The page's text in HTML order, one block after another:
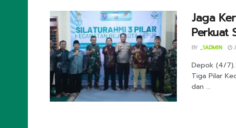
Jaga
Perkuat
BY _1ADMIN
Depok (4/7).
Tiga Pilar
dan ...